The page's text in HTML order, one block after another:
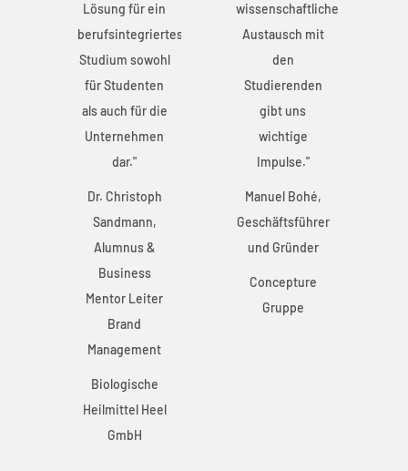
Lösung für ein
berufsintegriertes
Studium sowohl
für Studenten
als auch für die
Unternehmen
dar."
Dr. Christoph
Sandmann,
Alumnus &
Business
Mentor Leiter
Brand
Management
Biologische
Heilmittel Heel
GmbH
wissenschaftliche
Austausch mit
den
Studierenden
gibt uns
wichtige
Impulse."
Manuel Bohé,
Geschäftsführer
und Gründer
Concepture
Gruppe